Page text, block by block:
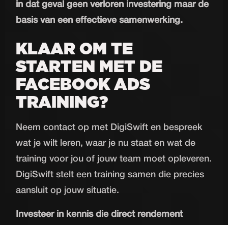
in dat geval geen verloren investering maar de
basis van een effectieve samenwerking.
KLAAR OM TE
STARTEN MET DE
FACEBOOK ADS
TRAINING?
Neem contact op met DigiSwift en bespreek
wat je wilt leren, waar je nu staat en wat de
training voor jou of jouw team moet opleveren.
DigiSwift stelt een training samen die precies
aansluit op jouw situatie.
Investeer in kennis die direct rendement